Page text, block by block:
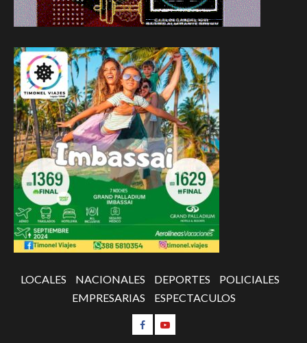
LOCALES NACIONALES DEPORTES
POLICIALES
EMPRESARIAS
ESPECTACULOS